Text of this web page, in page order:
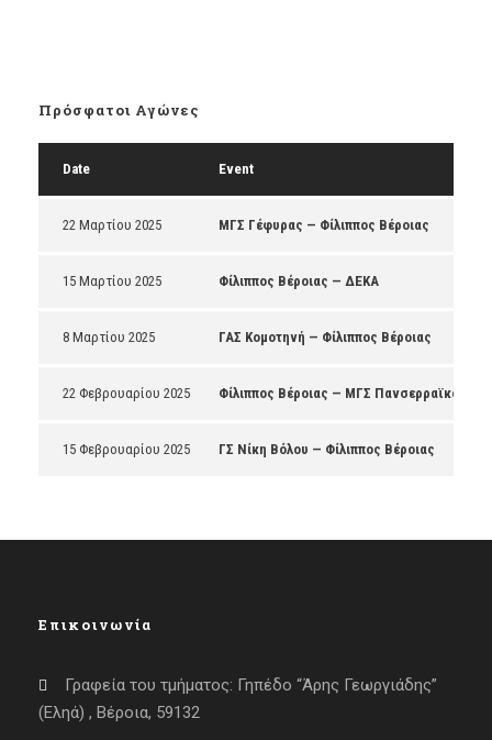
Πρόσφατοι Αγώνες
Date Event
22 Μαρτίου 2025 ΜΓΣ Γέφυρας — Φίλιππος Βέροιας
15 Μαρτίου 2025 Φίλιππος Βέροιας — ΔΕΚΑ
8 Μαρτίου 2025 ΓΑΣ Κομοτηνή — Φίλιππος Βέροιας
22 Φεβρουαρίου 2025 Φίλιππος Βέροιας — ΜΓΣ Πανσερραϊκός
15 Φεβρουαρίου 2025 ΓΣ Νίκη Βόλου — Φίλιππος Βέροιας
Επικοινωνία
Γραφεία του τμήματος: Γηπέδο “Άρης Γεωργιάδης”
(Εληά) , Βέροια, 59132